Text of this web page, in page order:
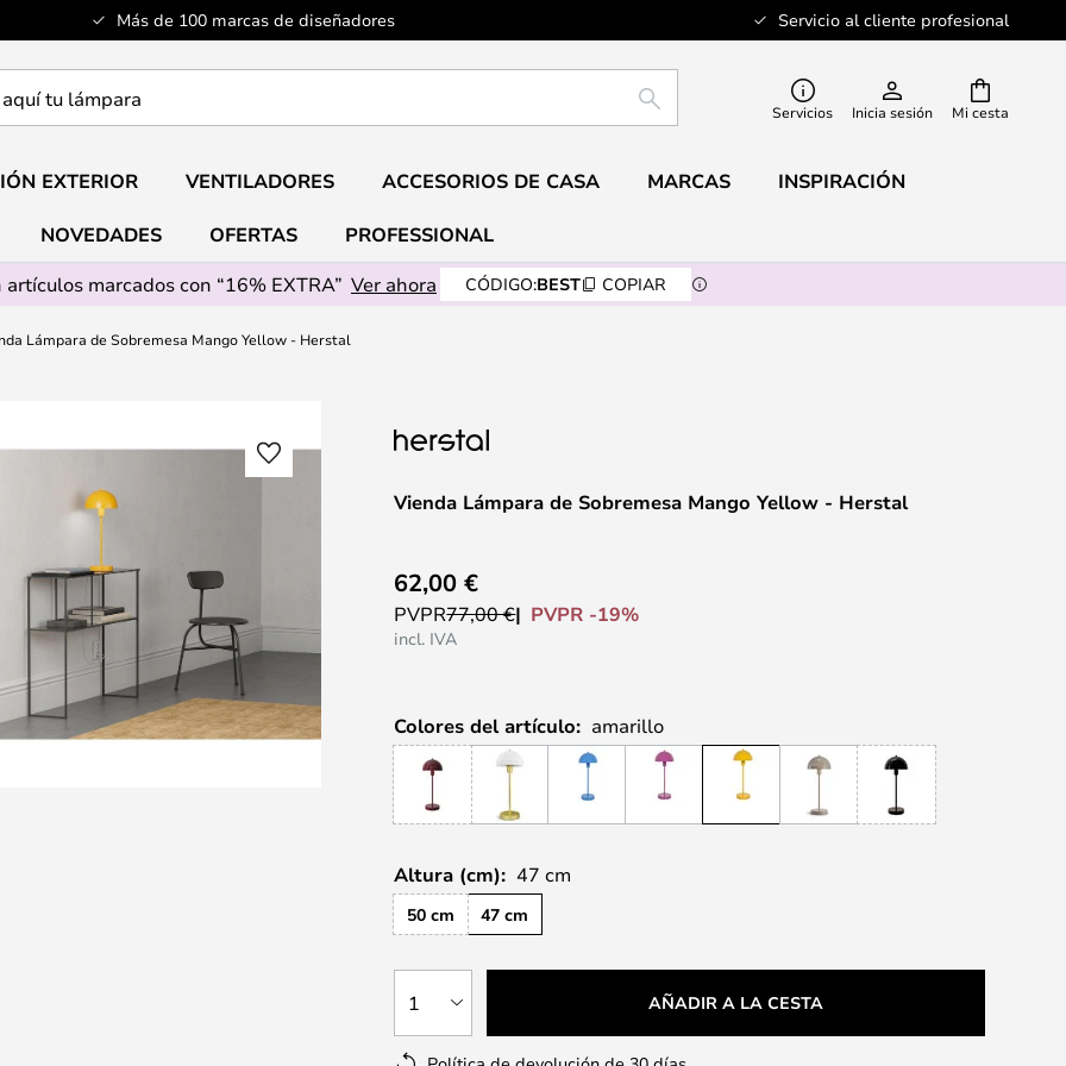
Más de 100 marcas de diseñadores Servicio al cliente profesional
Mi cesta
BUSCAR Servicios Inicia sesión
EXTERIOR VENTILADORES ACCESORIOS DE CASA MARCAS INSPIRACIÓN
NOVEDADES OFERTAS
PROFESSIONAL
artículos marcados con “16% EXTRA” Ver ahora CÓDIGO:BEST COPIAR
Lámpara de Sobremesa Mango Yellow - Herstal
Vienda Lámpara de Sobremesa Mango Yellow - Herstal
62,00 €
PVPR77,00 € PVPR -19%
incl. IVA
Colores del artículo: amarillo
Altura (cm): 47 cm
50 cm 47 cm
1 AÑADIR A LA CESTA